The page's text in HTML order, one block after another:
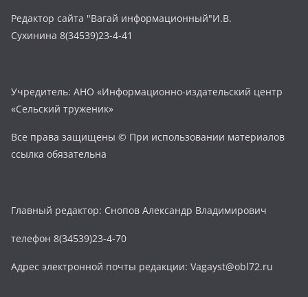
Редактор сайта "Вагай информационный"И.В.
Сухинина 8(34539)23-4-41
Учредитель: АНО «Информационно-издательский центр
«Сельский труженик»
Все права защищены © При использовании материалов
ссылка обязательна
Главный редактор: Снопов Александр Владимирович
телефон 8(34539)23-4-70
Адрес электронной почты редакции: Vagayst@obl72.ru